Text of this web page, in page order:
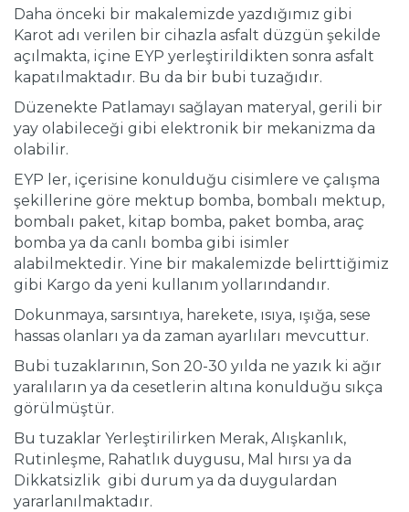
Daha önceki bir makalemizde yazdığımız gibi
Karot adı verilen bir cihazla asfalt düzgün şekilde
açılmakta, içine EYP yerleştirildikten sonra asfalt
kapatılmaktadır. Bu da bir bubi tuzağıdır.
Düzenekte Patlamayı sağlayan materyal, gerili bir
yay olabileceği gibi elektronik bir mekanizma da
olabilir.
EYP ler, içerisine konulduğu cisimlere ve çalışma
şekillerine göre mektup bomba, bombalı mektup,
bombalı paket, kitap bomba, paket bomba, araç
bomba ya da canlı bomba gibi isimler
alabilmektedir. Yine bir makalemizde belirttiğimiz
gibi Kargo da yeni kullanım yollarındandır.
Dokunmaya, sarsıntıya, harekete, ısıya, ışığa, sese
hassas olanları ya da zaman ayarlıları mevcuttur.
Bubi tuzaklarının, Son 20-30 yılda ne yazık ki ağır
yaralıların ya da cesetlerin altına konulduğu sıkça
görülmüştür.
Bu tuzaklar Yerleştirilirken Merak, Alışkanlık,
Rutinleşme, Rahatlık duygusu, Mal hırsı ya da
Dikkatsizlik gibi durum ya da duygulardan
yararlanılmaktadır.